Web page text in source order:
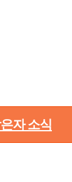
자 소식